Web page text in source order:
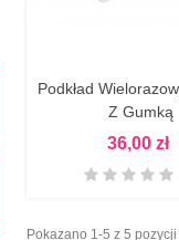
Zobacz
Podkład
Z Gumką
36,00 zł
Pokazano 1-5 z 5 pozycji